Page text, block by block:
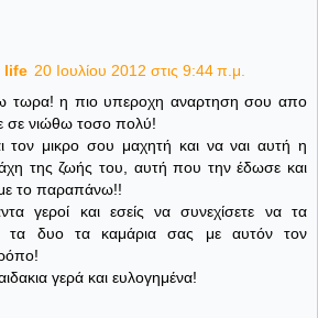
life 20 Ιουλίου 2012 στις 9:44 π.μ.
τωρα! η πιο υπεροχη αναρτηση σου απο
σε νιώθω τοσο πολύ!
τον μικρο σου μαχητή και να ναι αυτή η
της ζωής του, αυτή που την έδωσε και
με το παραπάνω!!
γεροί και εσείς να συνεχίσετε να τα
τα δυο τα καμάρια σας με αυτόν τον
γερά και ευλογημένα!